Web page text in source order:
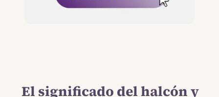
El significado del halcón y